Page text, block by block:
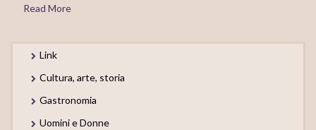
Read More
Link
Cultura, arte, storia
Gastronomia
Uomini e Donne